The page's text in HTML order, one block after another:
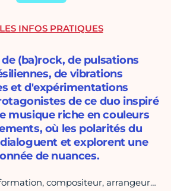
(ba)rock, de pulsations
de vibrations
et d'expérimentations
de ce duo inspiré
musique riche en couleurs
où les polarités du
et explorent une
de nuances.
compositeur, arrangeur…
INFOS PRATIQUES